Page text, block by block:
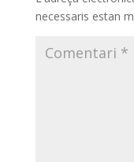
necessaris estan